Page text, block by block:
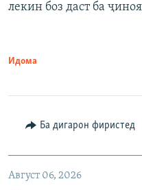
лекин боз даст ба
Идома
Ба дигарон фиристед
Август 06, 2026